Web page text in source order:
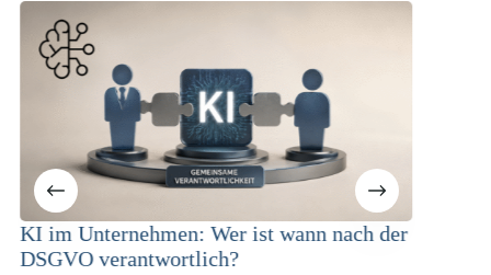
Wer ist wann nach der
KI-Compliance in